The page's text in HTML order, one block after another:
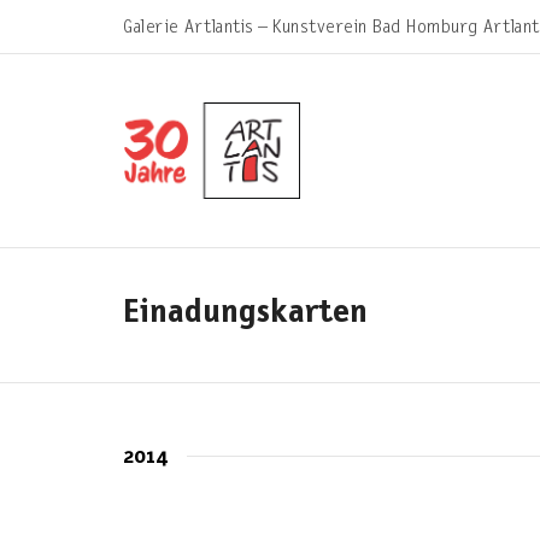
Galerie Artlantis – Kunstverein Bad Homburg
Einadungskarten
2014